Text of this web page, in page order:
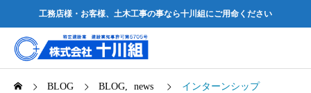
工務店様・お客様、土木工事の事なら十川組にご用命ください
BLOG BLOG news インターンシップ